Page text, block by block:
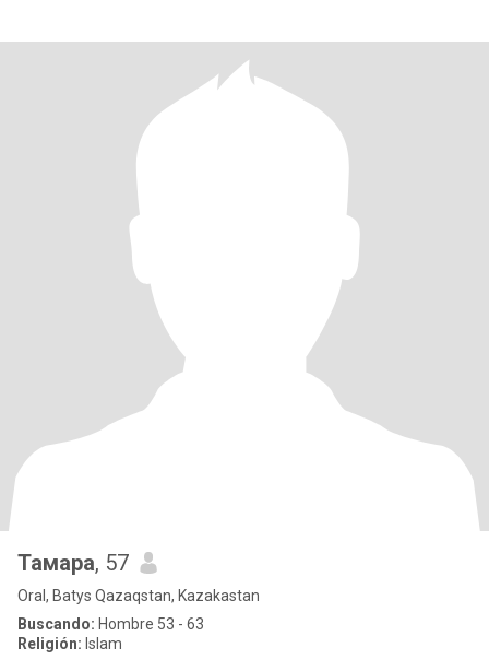
Тамара, 57
Oral, Batys Qazaqstan, Kazakastan
Buscando: Hombre 53 - 63
Religión: Islam